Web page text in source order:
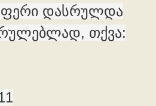
დასრულდა
თქვა: